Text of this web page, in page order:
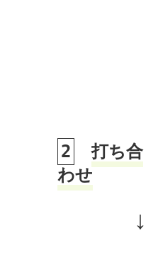
2
打ち合
わせ
↓